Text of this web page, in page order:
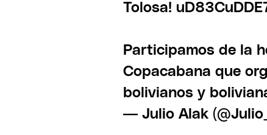
Tolosa!
Participamos de la
Copacabana que
bolivianos y
— Julio Alak